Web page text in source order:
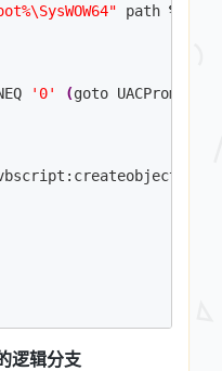
path %
'0' (goto UACPrompt
逻辑分支